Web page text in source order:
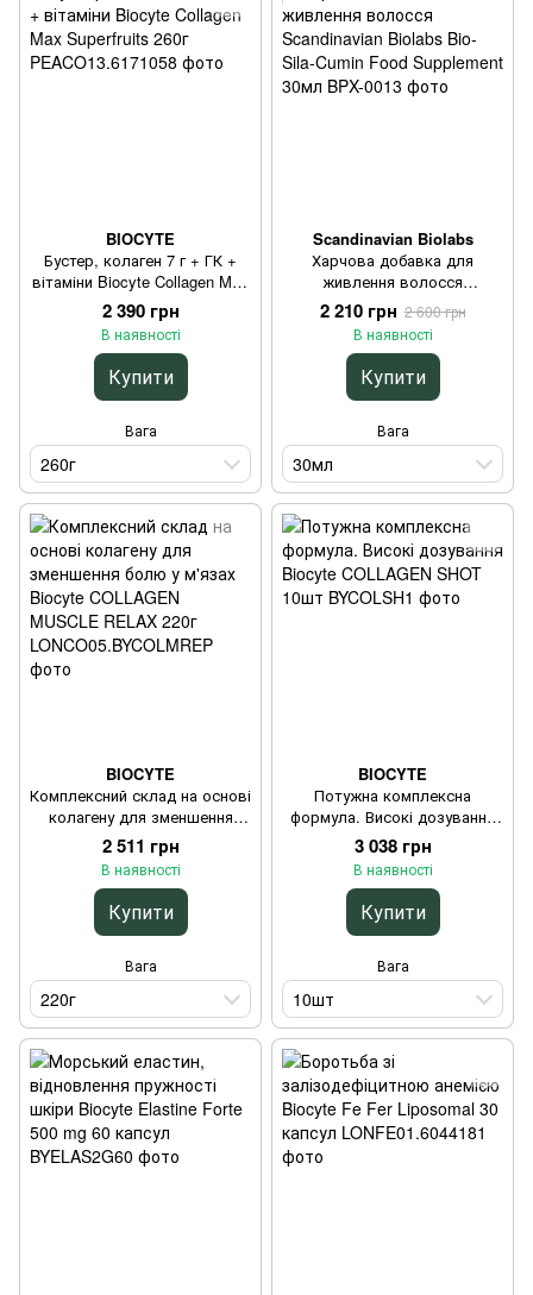
BIOCYTE
Бустер, колаген 7 г + ГК +
вітаміни Biocyte Collagen Max
Superfruits 260г
2 390 грн
В наявності
Купити
Вага
260г
Scandinavian Biolabs
Харчова добавка для
живлення волосся
Scandinavian Biolabs Bio-Sila-
Cumin Food Supplement 30мл
2 210 грн 2 600 грн
В наявності
Купити
Вага
30мл
BIOCYTE
Комплексний склад на основі
колагену для зменшення
болю у м'язах Biocyte
COLLAGEN MUSCLE RELAX
220г
2 511 грн
В наявності
Купити
Вага
220г
BIOCYTE
Потужна комплексна
формула. Високі дозування
Biocyte COLLAGEN SHOT
10шт
3 038 грн
В наявності
Купити
Вага
10шт